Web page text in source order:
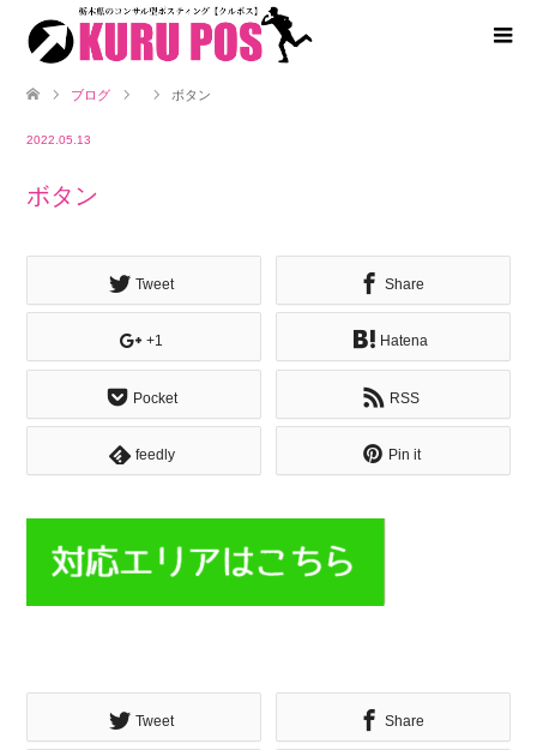
ブログ ボタン
2022.05.13
ボタン
Tweet Share
+1 Hatena
Pocket RSS
feedly Pin it
Tweet Share